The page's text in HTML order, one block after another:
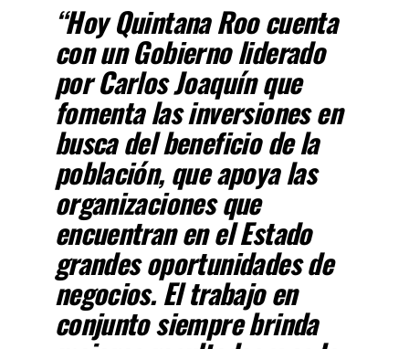
“Hoy Quintana Roo cuenta
con un Gobierno liderado
por Carlos Joaquín que
fomenta las inversiones en
busca del beneficio de la
población, que apoya las
organizaciones que
encuentran en el Estado
grandes oportunidades de
negocios. El trabajo en
conjunto siempre brinda